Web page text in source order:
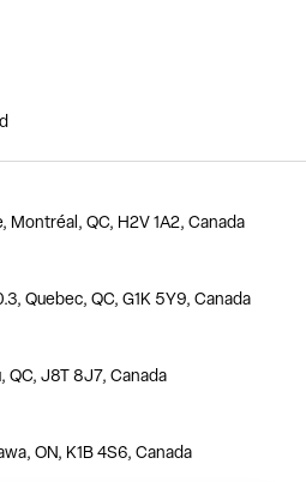
QC, H2V 1A2, Canada
Quebec, QC, G1K 5Y9, Canada
QC, J8T 8J7, Canada
ON, K1B 4S6, Canada